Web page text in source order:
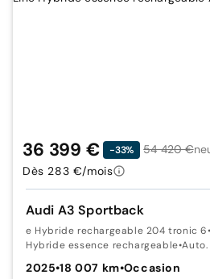
Audi A3 Sportback
e Hybride rechargeable 204 tronic 6•
Hybride essence rechargeable•Auto.
2025•18 007 km•Occasion
36 399 € -33% 54 420 €
Dès 283 €/mois